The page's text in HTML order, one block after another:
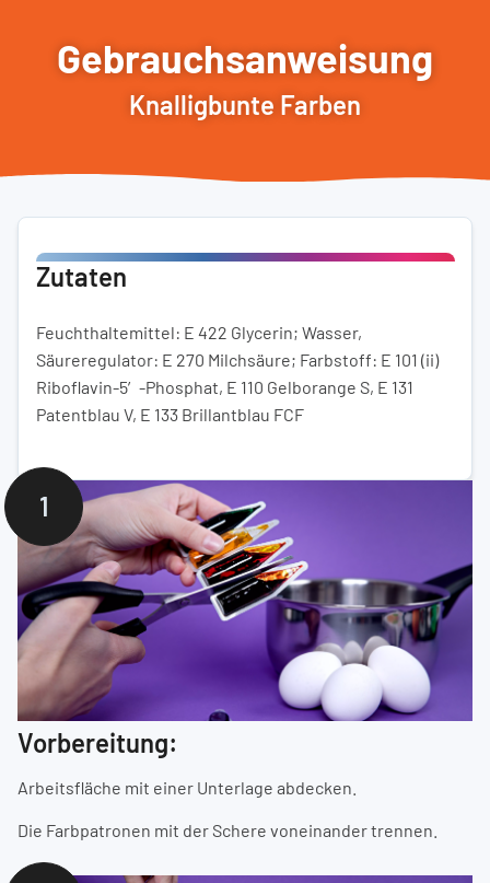
Gebrauchsanweisung
Knalligbunte Farben
Zutaten
Feuchthaltemittel: E 422 Glycerin; Wasser,
Säureregulator: E 270 Milchsäure; Farbstoff: E 101 (ii)
Riboflavin-5′-Phosphat, E 110 Gelborange S, E 131
Patentblau V, E 133 Brillantblau FCF
1
Vorbereitung:
Arbeitsfläche mit einer Unterlage abdecken.
Die Farbpatronen mit der Schere voneinander trennen.